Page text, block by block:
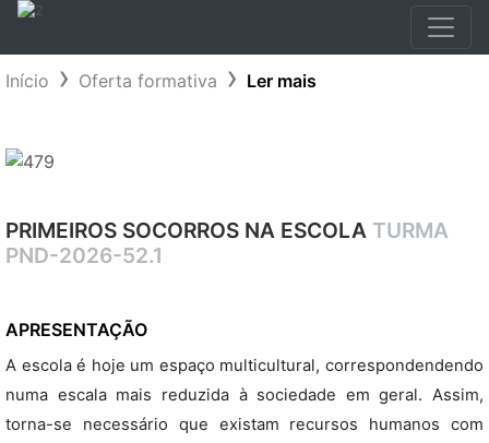
Início Oferta formativa Ler mais
PRIMEIROS SOCORROS NA ESCOLA TURMA
PND-2026-52.1
APRESENTAÇÃO
A escola é hoje um espaço multicultural, correspondendendo
numa escala mais reduzida à sociedade em geral. Assim,
torna-se necessário que existam recursos humanos com